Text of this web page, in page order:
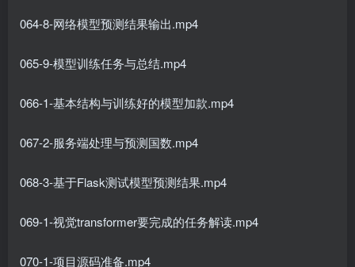
064-8-网络模型预测结果输出.mp4
065-9-模型训练任务与总结.mp4
066-1-基本结构与训练好的模型加款.mp4
067-2-服务端处理与预测国数.mp4
068-3-基于Flask测试模型预测结果.mp4
069-1-视觉transformer要完成的任务解读.mp4
070-1-项目源码准备.mp4